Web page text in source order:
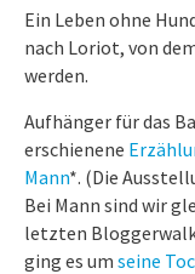
Ein Leben ohne
nach Loriot, von
werden.
Aufhänger für das
erschienene
Mann*. (Die
Bei Mann sind wir
letzten
ging es um seine